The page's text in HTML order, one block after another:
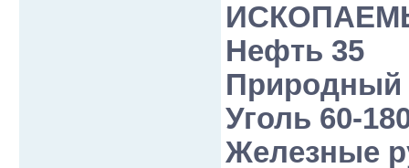
Нефть 35
Природный
Уголь 60-
Железные